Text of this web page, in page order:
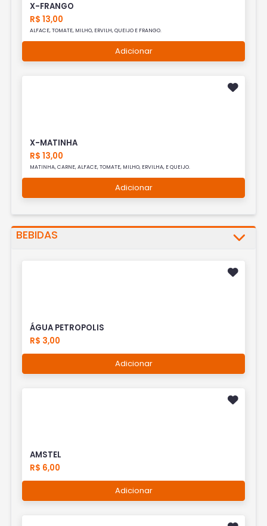
X-FRANGO
R$ 13,00
ALFACE, TOMATE, MILHO, ERVILH, QUEIJO E FRANGO.
Adicionar
X-MATINHA
R$ 13,00
MATINHA, CARNE, ALFACE, TOMATE, MILHO, ERVILHA, E QUEIJO.
Adicionar
BEBIDAS
ÁGUA PETROPOLIS
R$ 3,00
Adicionar
AMSTEL
R$ 6,00
Adicionar